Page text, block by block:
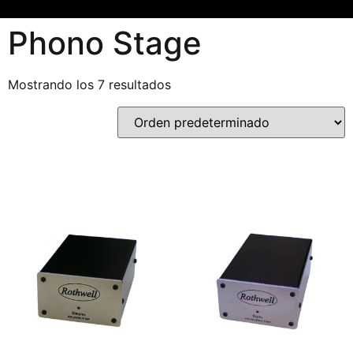
Phono Stage
Mostrando los 7 resultados